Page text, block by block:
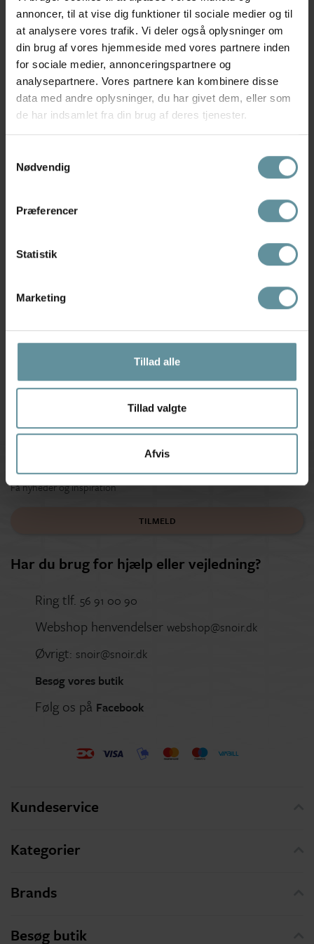
annoncer, til at vise dig funktioner til sociale medier og til
at analysere vores trafik. Vi deler også oplysninger om
din brug af vores hjemmeside med vores partnere inden
for sociale medier, annonceringspartnere og
analysepartnere. Vores partnere kan kombinere disse
data med andre oplysninger, du har givet dem, eller som
de har indsamlet fra din brug af deres tjenester.
Nødvendig
Præferencer
Statistik
Marketing
Tillad alle
Tillad valgte
Afvis
RE:DESIGNED
RE:DESIGNED Faust Urban - Sort
bumbag 4875
599,95 kr
RE:DESIGNED
RE:DESIGNED Gisela bumbag -
Brun mini...
449,95 kr
RE:DESIGNED
Sort mini...
RE:DESIGNED
skind toilet...
Tilmeld kundeklub
Få nyheder og inspiration
TILMELD
Har du brug for hjælp eller vejledning?
Ring tlf. 56 91 00 90
Webshop henvendelser webshop@snoir.dk
Øvrigt: snoir@snoir.dk
Besøg vores butik
Følg os på Facebook
Kundeservice
Kategorier
Brands
Besøg butik